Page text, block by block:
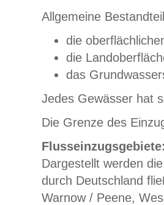
Allgemeine
die
die
das
Jedes Gewässer hat
Die Grenze des
Dargestellt werden
durch Deutschland
Warnow / Peene,